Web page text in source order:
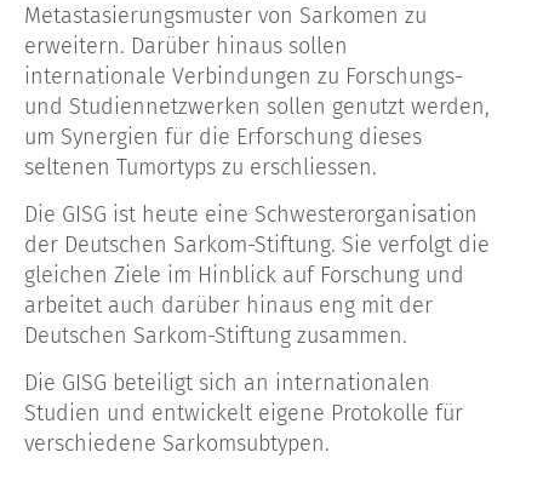
Metastasierungsmuster von Sarkomen zu
erweitern. Darüber hinaus sollen
internationale Verbindungen zu Forschungs-
und Studiennetzwerken sollen genutzt werden,
um Synergien für die Erforschung dieses
seltenen Tumortyps zu erschliessen.
Die GISG ist heute eine Schwesterorganisation
der Deutschen Sarkom-Stiftung. Sie verfolgt die
gleichen Ziele im Hinblick auf Forschung und
arbeitet auch darüber hinaus eng mit der
Deutschen Sarkom-Stiftung zusammen.
Die GISG beteiligt sich an internationalen
Studien und entwickelt eigene Protokolle für
verschiedene Sarkomsubtypen.